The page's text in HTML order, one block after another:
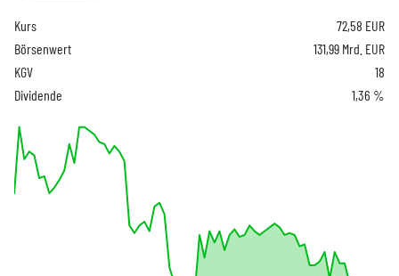
Kurs 72,58 EUR
Börsenwert
131,99 Mrd. EUR
KGV
18
Dividende
1,36 %